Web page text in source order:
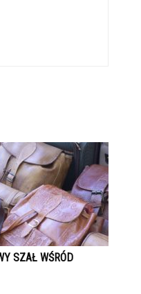
SZAŁ WŚRÓD